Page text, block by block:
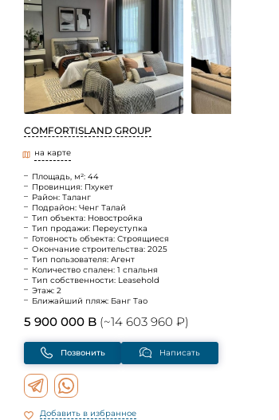
COMFORTISLAND GROUP
на карте
Площадь, м²: 44
Провинция: Пхукет
Район: Таланг
Подрайон: Ченг Талай
Тип объекта: Новостройка
Тип продажи: Переуступка
Готовность объекта: Строящиеся
Окончание строительства: 2025
Тип пользователя: Агент
Количество спален: 1 спальня
Тип собственности: Leasehold
Этаж: 2
Ближайший пляж: Банг Тао
5 900 000 B (~14 603 960 ₽)
Позвонить Написать
Добавить в избранное